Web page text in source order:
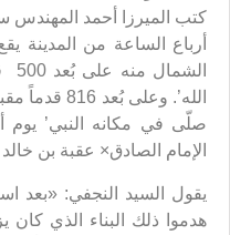
أرباع الساعة من المدينة
الله’. وعلى
صلّى في مكانه النبي’
الإمام الصادق× عقبة بن
يقول السيد النجفي: «بعد
هدموا ذلك البناء الذي كان